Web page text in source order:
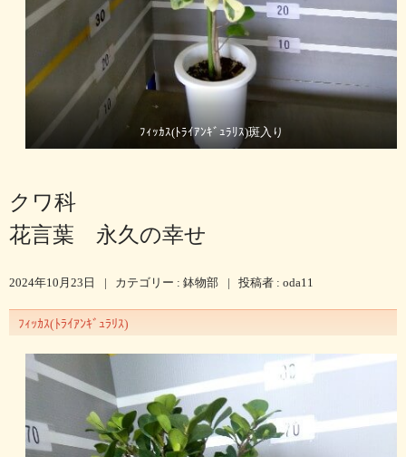
ﾌｨｯｶｽ(ﾄﾗｲｱﾝｷﾞｭﾗﾘｽ)斑入り
クワ科
花言葉 永久の幸せ
2024年10月23日 | カテゴリー : 鉢物部 | 投稿者 : oda11
ﾌｨｯｶｽ(ﾄﾗｲｱﾝｷﾞｭﾗﾘｽ)